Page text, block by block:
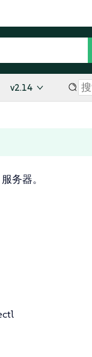
v2.14
务器。